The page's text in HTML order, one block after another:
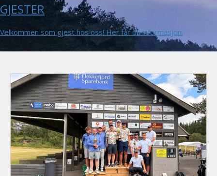
GJESTER
Velkommen som gjest hos oss! Her får du informasjon.